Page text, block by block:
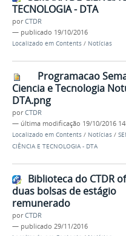
TECNOLOGIA - DTA
porCTDR
— publicado 19/10/2016
Localizado em Contents / Notícias
Programacao
Ciencia e Tecnologia
DTA.png
porCTDR
— última modificação 19/10/2016
Localizado em Contents / Notícias /
CIÊNCIA E TECNOLOGIA - DTA
Biblioteca do CTDR
duas bolsas de estágio
remunerado
porCTDR
— publicado 29/11/2016